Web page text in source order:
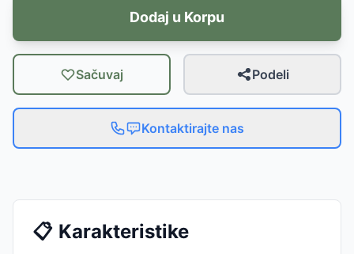
Dodaj u Korpu
Sačuvaj Podeli
Kontaktirajte nas
📋 Karakteristike